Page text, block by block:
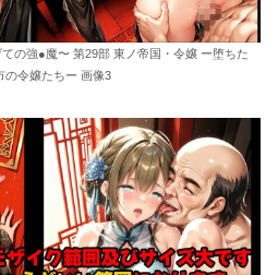
の強●魔〜 第29部 東ノ帝国・令嬢 ー堕ちた
の令嬢たちー 画像3